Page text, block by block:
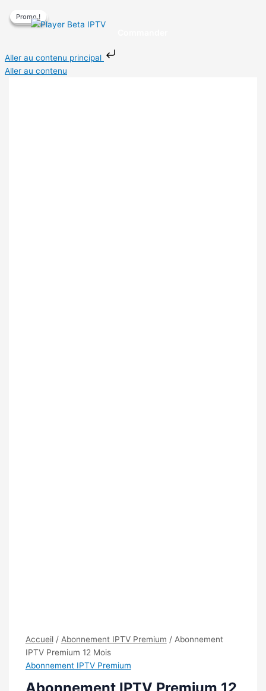
Aller au contenu principal
Aller au contenu
Promo !
Accueil/ Abonnement IPTV Premium / Abonnement
IPTV Premium 12 Mois
Abonnement IPTV Premium
Promo !
Promo !